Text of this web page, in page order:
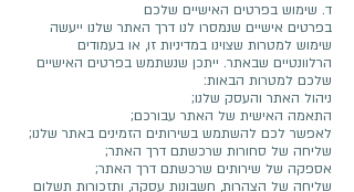
ד. שימוש בפרטים האישיים שלכם
בפרטים אישיים שנמסרו לנו דרך האתר שלנו ייעשה
שימוש למטרות שצוינו במדיניות זו, או בעמודים
הרלוונטיים שבאתר. ייתכן שנשתמש בפרטים האישיים
שלכם למטרות הבאות:
ניהול האתר והעסק שלנו;
התאמה האישית של האתר עבורכם;
לאפשר לכם להשתמש בשירותים הזמינים באתר שלנו;
שליחה של סחורות שרכשתם דרך האתר;
אספקה של שירותים שרכשתם דרך האתר;
שליחה של הצהרות, חשבונות עסקה, ותזכורות תשלום